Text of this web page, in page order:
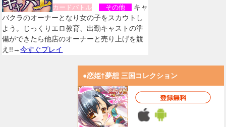
カードバトル その他
キャ
バクラのオーナーとなり女の子をスカウトし
よう。じっくりエロ教育、出勤キャストの準
備ができたら他店のオーナーと売り上げを競
え!!→今すぐプレイ
●恋姫†夢想 三国コレクション